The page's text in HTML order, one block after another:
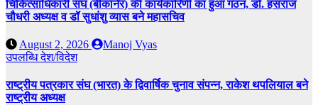
चिकित्साधिकारी संघ (बीकानेर) की कार्यकारिणी का हुआ गठन, डॉ. हंसराज
चौधरी अध्यक्ष व डॉ सुधांशु व्यास बने महासचिव
August 2, 2026
Manoj Vyas
उपलब्धिदेश/विदेश
राष्ट्रीय पत्रकार संघ (भारत) के द्विवार्षिक चुनाव संपन्न, राकेश थपलियाल बने
राष्ट्रीय अध्यक्ष